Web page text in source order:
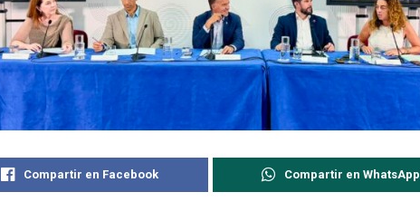
Compartir en Facebook Compartir en WhatsApp